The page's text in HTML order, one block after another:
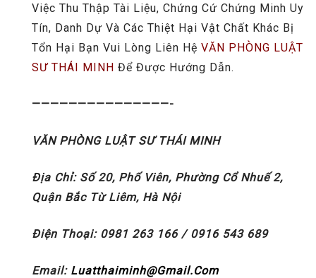
Việc Thu Thập Tài Liệu, Chứng Cứ Chứng Minh Uy
Tín, Danh Dự Và Các Thiệt Hại Vật Chất Khác Bị
Tổn Hại Bạn Vui Lòng Liên Hệ VĂN PHÒNG LUẬT
SƯ THÁI MINH Để Được Hướng Dẫn.
———————————————-
VĂN PHÒNG LUẬT SƯ THÁI MINH
Địa Chỉ: Số 20, Phố Viên, Phường Cổ Nhuế 2,
Quận Bắc Từ Liêm, Hà Nội
Điện Thoại:0981 263 166 / 0916 543 689
Email: Luatthaiminh@gmail.com